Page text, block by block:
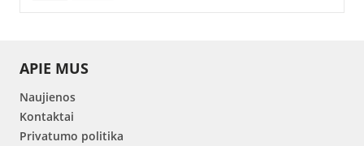
APIE MUS
Naujienos
Kontaktai
Privatumo politika